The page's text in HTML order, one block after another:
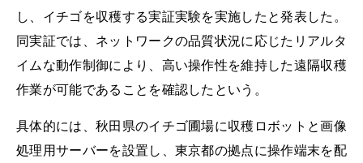
し、イチゴを収穫する実証実験を実施したと発表した。
同実証では、ネットワークの品質状況に応じたリアルタ
イムな動作制御により、高い操作性を維持した遠隔収穫
作業が可能であることを確認したという。
具体的には、秋田県のイチゴ圃場に収穫ロボットと画像
処理用サーバーを設置し、東京都の拠点に操作端末を配